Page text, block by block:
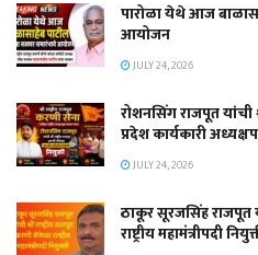
पारोळा येथे आज
आयोजन
JULY 24, 2026
रोशनसिंग राजपूत यांची
प्रदेश कार्यकारी
JULY 24, 2026
ठाकूर सूरजसिंह राजपूत
राष्ट्रीय महामंत्रीपदी